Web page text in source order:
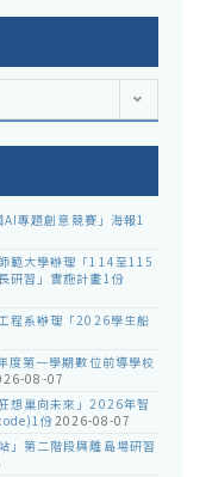
專題創意競賽」海報1
範大學辦理「114至115
研習」實施計畫1份
程系辦理「2026學生船
度第一學期數位前導學校
08-07
想巢向未來」2026年智
份2026-08-07
」第二階段與離島場研習